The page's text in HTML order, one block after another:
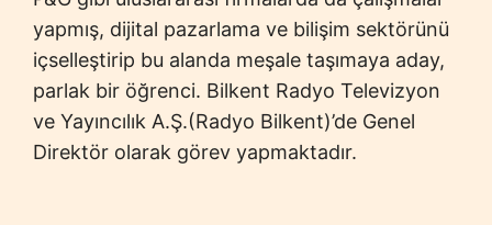
yapmış, dijital pazarlama ve bilişim sektörünü
içselleştirip bu alanda meşale taşımaya aday,
parlak bir öğrenci. Bilkent Radyo Televizyon
ve Yayıncılık A.Ş.(Radyo Bilkent)’de Genel
Direktör olarak görev yapmaktadır.